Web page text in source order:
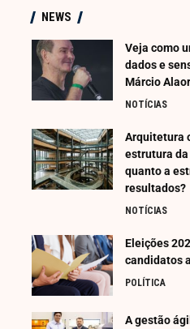
NEWS
Veja como
dados e
Márcio
NOTÍCIAS
Arquitetura
estrutura
quanto a
resultados?
NOTÍCIAS
Eleições
candidatos
POLÍTICA
A gestão